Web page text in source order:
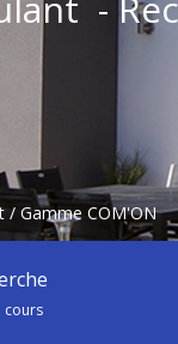
/ Gamme COM'ON
cours